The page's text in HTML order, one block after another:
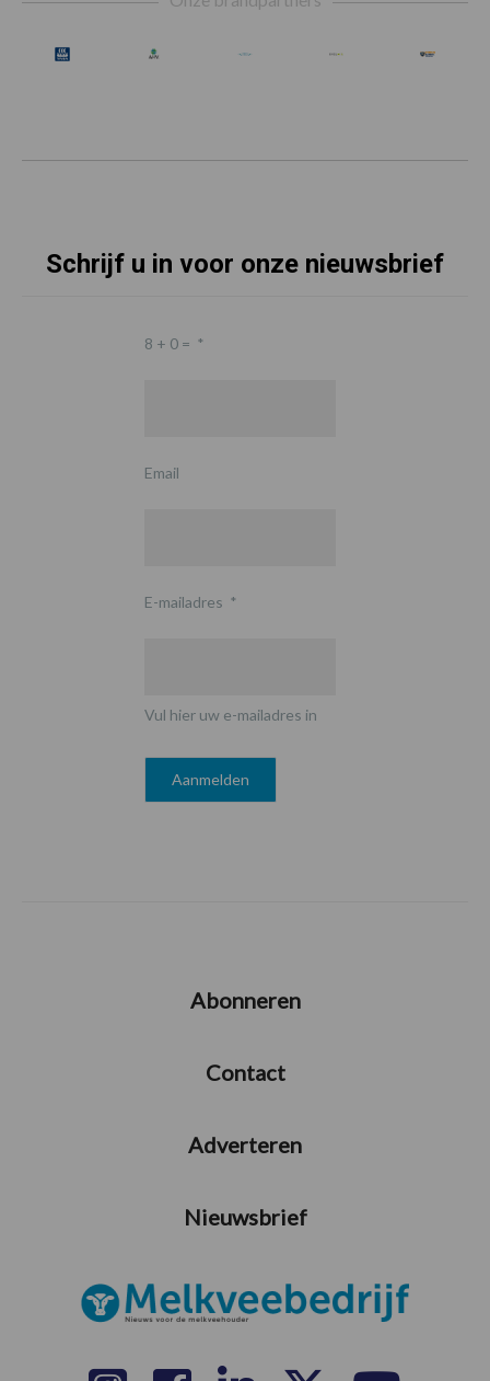
Schrijf u in voor onze nieuwsbrief
8 + 0 = *
Email
E-mailadres *
Vul hier uw e-mailadres in
Abonneren
Contact
Adverteren
Nieuwsbrief